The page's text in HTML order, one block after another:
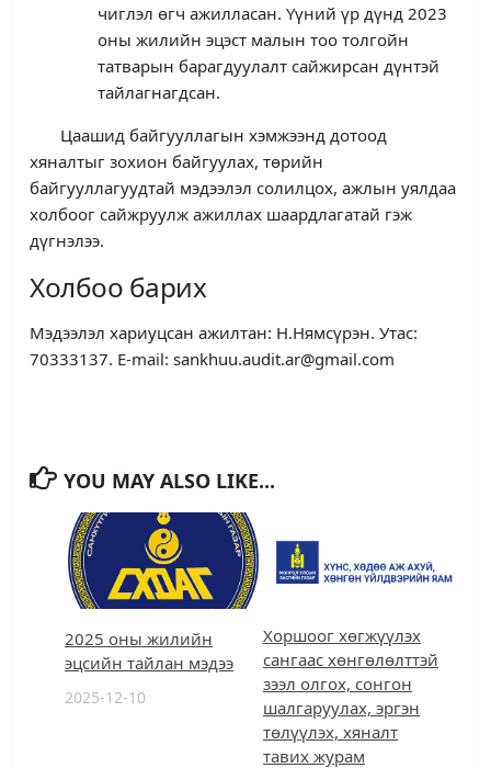
чиглэл өгч ажилласан. Үүний үр дүнд 2023
оны жилийн эцэст малын тоо толгойн
татварын барагдуулалт сайжирсан дүнтэй
тайлагнагдсан.
Цаашид байгууллагын хэмжээнд дотоод
хяналтыг зохион байгуулах, төрийн
байгууллагуудтай мэдээлэл солилцох, ажлын уялдаа
холбоог сайжруулж ажиллах шаардлагатай гэж
дүгнэлээ.
Холбоо барих
Мэдээлэл хариуцсан ажилтан: Н.Нямсүрэн. Утас:
70333137. E-mail: sankhuu.audit.ar@gmail.com
YOU MAY ALSO LIKE...
2025 оны жилийн
эцсийн тайлан мэдээ
2025-12-10
Хоршоог хөгжүүлэх
сангаас хөнгөлөлттэй
зээл олгох, сонгон
шалгаруулах, эргэн
төлүүлэх, хяналт
тавих журам